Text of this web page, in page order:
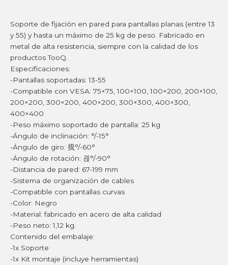
Soporte de fijación en pared para pantallas planas (entre 13
y 55) y hasta un máximo de 25 kg de peso. Fabricado en
metal de alta resistencia, siempre con la calidad de los
productos TooQ.
Especificaciones:
-Pantallas soportadas: 13-55
-Compatible con VESA: 75×75, 100×100, 100×200, 200×100,
200×200, 300×200, 400×200, 300×300, 400×300,
400×400
-Peso máximo soportado de pantalla: 25 kg
-Ángulo de inclinación: °/-15°
-Ángulo de giro: 㧧°/-60°
-Ángulo de rotación: 괹°/-90°
-Distancia de pared: 67-199 mm
-Sistema de organización de cables
-Compatible con pantallas curvas
-Color: Negro
-Material: fabricado en acero de alta calidad
-Peso neto: 1,12 kg.
Contenido del embalaje:
-1x Soporte
-1x Kit montaje (incluye herramientas)